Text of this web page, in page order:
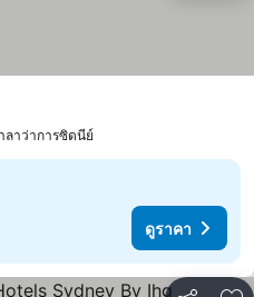
ลาว่าการซิดนีย์
ดูราคา